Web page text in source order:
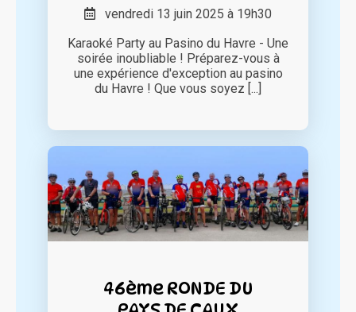
vendredi 13 juin 2025 à 19h30
Karaoké Party au Pasino du Havre - Une
soirée inoubliable ! Préparez-vous à
une expérience d'exception au pasino
du Havre ! Que vous soyez [...]
46ème RONDE DU